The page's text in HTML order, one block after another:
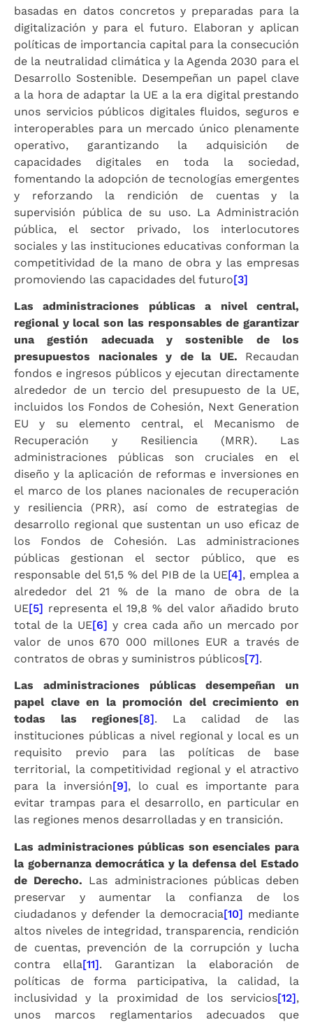
basadas en datos concretos y preparadas para la
digitalización y para el futuro. Elaboran y aplican
políticas de importancia capital para la consecución
de la neutralidad climática y la Agenda 2030 para el
Desarrollo Sostenible. Desempeñan un papel clave
a la hora de adaptar la UE a la era digital prestando
unos servicios públicos digitales fluidos, seguros e
interoperables para un mercado único plenamente
operativo, garantizando la adquisición de
capacidades digitales en toda la sociedad,
fomentando la adopción de tecnologías emergentes
y reforzando la rendición de cuentas y la
supervisión pública de su uso. La Administración
pública, el sector privado, los interlocutores
sociales y las instituciones educativas conforman la
competitividad de la mano de obra y las empresas
promoviendo las capacidades del futuro[3]
Las administraciones públicas a nivel central,
regional y local son las responsables de garantizar
una gestión adecuada y sostenible de los
presupuestos nacionales y de la UE. Recaudan
fondos e ingresos públicos y ejecutan directamente
alrededor de un tercio del presupuesto de la UE,
incluidos los Fondos de Cohesión, Next Generation
EU y su elemento central, el Mecanismo de
Recuperación y Resiliencia (MRR). Las
administraciones públicas son cruciales en el
diseño y la aplicación de reformas e inversiones en
el marco de los planes nacionales de recuperación
y resiliencia (PRR), así como de estrategias de
desarrollo regional que sustentan un uso eficaz de
los Fondos de Cohesión. Las administraciones
públicas gestionan el sector público, que es
responsable del 51,5 % del PIB de la UE[4], emplea a
alrededor del 21 % de la mano de obra de la
UE[5] representa el 19,8 % del valor añadido bruto
total de la UE[6] y crea cada año un mercado por
valor de unos 670 000 millones EUR a través de
contratos de obras y suministros públicos[7].
Las administraciones públicas desempeñan un
papel clave en la promoción del crecimiento en
todas las regiones[8]. La calidad de las
instituciones públicas a nivel regional y local es un
requisito previo para las políticas de base
territorial, la competitividad regional y el atractivo
para la inversión[9], lo cual es importante para
evitar trampas para el desarrollo, en particular en
las regiones menos desarrolladas y en transición.
Las administraciones públicas son esenciales para
la gobernanza democrática y la defensa del Estado
de Derecho. Las administraciones públicas deben
preservar y aumentar la confianza de los
ciudadanos y defender la democracia[10] mediante
altos niveles de integridad, transparencia, rendición
de cuentas, prevención de la corrupción y lucha
contra ella[11]. Garantizan la elaboración de
políticas de forma participativa, la calidad, la
inclusividad y la proximidad de los servicios[12],
unos marcos reglamentarios adecuados que